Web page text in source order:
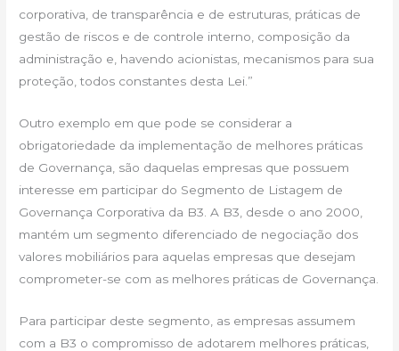
corporativa, de transparência e de estruturas, práticas de
gestão de riscos e de controle interno, composição da
administração e, havendo acionistas, mecanismos para sua
proteção, todos constantes desta Lei.”
Outro exemplo em que pode se considerar a
obrigatoriedade da implementação de melhores práticas
de Governança, são daquelas empresas que possuem
interesse em participar do Segmento de Listagem de
Governança Corporativa da B3. A B3, desde o ano 2000,
mantém um segmento diferenciado de negociação dos
valores mobiliários para aquelas empresas que desejam
comprometer-se com as melhores práticas de Governança.
Para participar deste segmento, as empresas assumem
com a B3 o compromisso de adotarem melhores práticas,